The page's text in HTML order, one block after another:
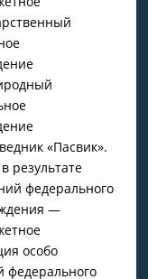
«Пасвик».
результате
федерального
—
особо
федерального